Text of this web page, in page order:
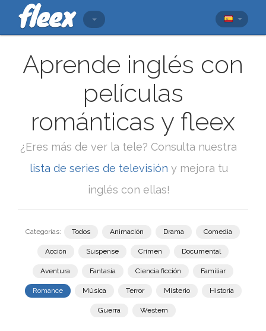
Aprende inglés con
películas
románticas y fleex
¿Eres más de ver la tele? Consulta nuestra
lista de series de televisión y mejora tu
inglés con ellas!
Categorías: Todos Animación Drama Comedia
Acción Suspense Crimen Documental
Aventura Fantasía Ciencia ficción Familiar
Romance Música Terror Misterio Historia
Guerra Western